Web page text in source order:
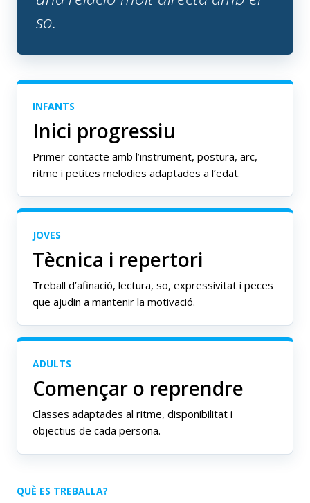
so.
INFANTS
Inici progressiu
Primer contacte amb l’instrument, postura, arc,
ritme i petites melodies adaptades a l’edat.
JOVES
Tècnica i repertori
Treball d’afinació, lectura, so, expressivitat i peces
que ajudin a mantenir la motivació.
ADULTS
Començar o reprendre
Classes adaptades al ritme, disponibilitat i
objectius de cada persona.
QUÈ ES TREBALLA?